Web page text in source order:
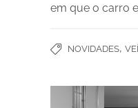
em que o carro
NOVIDADES,